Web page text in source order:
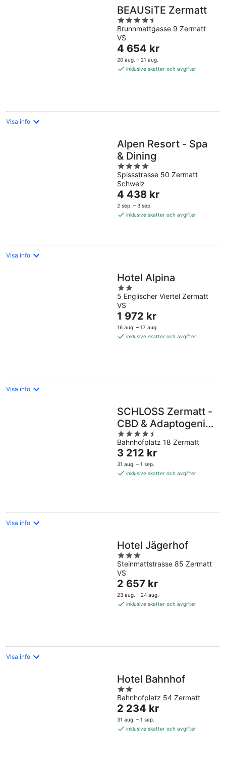
BEAUSiTE Zermatt
4.5
out
of
5
Brunnmattgasse 9 Zermatt
VS
Priset
är
4 654 kr
4 654 kr
20 aug. – 21 aug.
inklusive skatter och avgifter
Visa info
Alpen Resort - Spa
& Dining
4
out
of
5
Spissstrasse 50 Zermatt
Schweiz
Priset
är
4 438 kr
4 438 kr
2 sep. – 3 sep.
inklusive skatter och avgifter
Visa info
Hotel Alpina
2
out
of
5
5 Englischer Viertel Zermatt
VS
Priset
är
1 972 kr
1 972 kr
16 aug. – 17 aug.
inklusive skatter och avgifter
Visa info
SCHLOSS Zermatt -
CBD & Adaptogenic
Spa and Sport Hotel
4.5
out
of
5
Bahnhofplatz 18 Zermatt
Priset
är
3 212 kr
3 212 kr
31 aug. – 1 sep.
inklusive skatter och avgifter
Visa info
Hotel Jägerhof
3
out
of
5
Steinmattstrasse 85 Zermatt
VS
Priset
är
2 657 kr
2 657 kr
23 aug. – 24 aug.
inklusive skatter och avgifter
Visa info
Hotel Bahnhof
2
out
of
5
Bahnhofplatz 54 Zermatt
Priset
är
2 234 kr
2 234 kr
31 aug. – 1 sep.
inklusive skatter och avgifter